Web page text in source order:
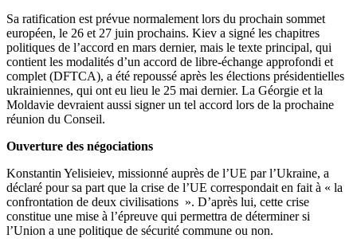
Sa ratification est prévue normalement lors du prochain sommet
européen, le 26 et 27 juin prochains. Kiev a signé les chapitres
politiques de l’accord en mars dernier, mais le texte principal, qui
contient les modalités d’un accord de libre-échange approfondi et
complet (DFTCA), a été repoussé après les élections présidentielles
ukrainiennes, qui ont eu lieu le 25 mai dernier. La Géorgie et la
Moldavie devraient aussi signer un tel accord lors de la prochaine
réunion du Conseil.
Ouverture des négociations
Konstantin Yelisieiev, missionné auprès de l’UE par l’Ukraine, a
déclaré pour sa part que la crise de l’UE correspondait en fait à « la
confrontation de deux civilisations ». D’après lui, cette crise
constitue une mise à l’épreuve qui permettra de déterminer si
l’Union a une politique de sécurité commune ou non.